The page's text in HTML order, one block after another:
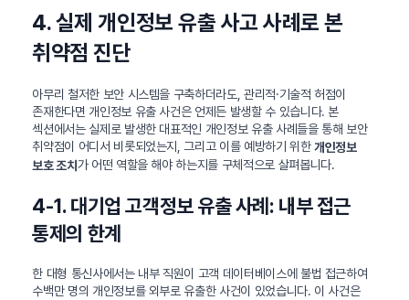
4. 실제 개인정보 유출 사고 사례로 본
취약점 진단
아무리 철저한 보안 시스템을 구축하더라도, 관리적·기술적 허점이
존재한다면 개인정보 유출 사건은 언제든 발생할 수 있습니다. 본
섹션에서는 실제로 발생한 대표적인 개인정보 유출 사례들을 통해 보안
취약점이 어디서 비롯되었는지, 그리고 이를 예방하기 위한개인정보
보호 조치가 어떤 역할을 해야 하는지를 구체적으로 살펴봅니다.
4-1. 대기업 고객정보 유출 사례: 내부 접근
통제의 한계
한 대형 통신사에서는 내부 직원이 고객 데이터베이스에 불법 접근하여
수백만 명의 개인정보를 외부로 유출한 사건이 있었습니다. 이 사건은